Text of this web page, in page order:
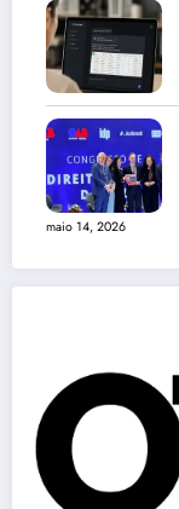
maio 14, 2026